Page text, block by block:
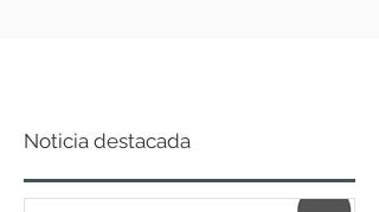
Noticia destacada